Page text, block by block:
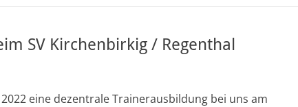
SV Kirchenbirkig / Regenthal
eine dezentrale Trainerausbildung bei uns am